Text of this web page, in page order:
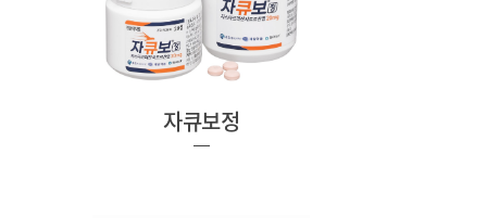
자큐보정